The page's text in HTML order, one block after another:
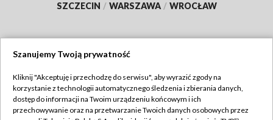
SZCZECIN / WARSZAWA / WROCŁAW
TVP
Abonament TVP
Regulamin TVP
Szanujemy Twoją prywatność
Kliknij "Akceptuję i przechodzę do serwisu", aby wyrazić zgody na
korzystanie z technologii automatycznego śledzenia i zbierania danych,
dostęp do informacji na Twoim urządzeniu końcowym i ich
przechowywanie oraz na przetwarzanie Twoich danych osobowych przez